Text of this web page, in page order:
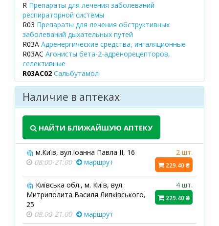
R Препараты для лечения заболеваний
респираторной системы
R03 Препараты для лечения обструктивных
заболеваний дыхательных путей
R03A Адренергические средства, ингаляционные
R03AC Агонисты бета-2-адренорецепторов,
селективные
R03AC02 Сальбутамол
Наличие в аптеках
НАЙТИ БЛИЖАЙШУЮ АПТЕКУ
м.Київ, вул.Іоанна Павла ІІ, 16
08:00-21:00
маршрут
2 шт.
229.40 ₴
Київська обл., м. Київ, вул.
Митриполита Василя Липківського,
25
08.00-21.00
маршрут
4 шт.
229.40 ₴